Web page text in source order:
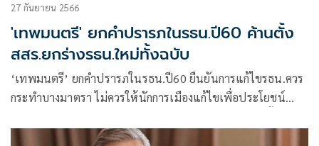
27 กันยายน 2566
'เทพมนตรี' ยกคำปรารภในรธน.ปี60 ค้านตั้ง
สสร.ยกร่างรธน.ใหม่ทั้งฉบับ
‘เทพมนตรี’ ยกคำปรารภในรธน.ปี60 ยืนยันการแก้ไขรธน.ควร
กระทำบางมาตรา ไม่ควรให้นักการเมืองแก้ไขเพื่อประโยชน์
สสร.เพื่อนำมาสู่การยกร่างทั้งฉบับ สิ้นทั้งงบประมาณและเวลายัง